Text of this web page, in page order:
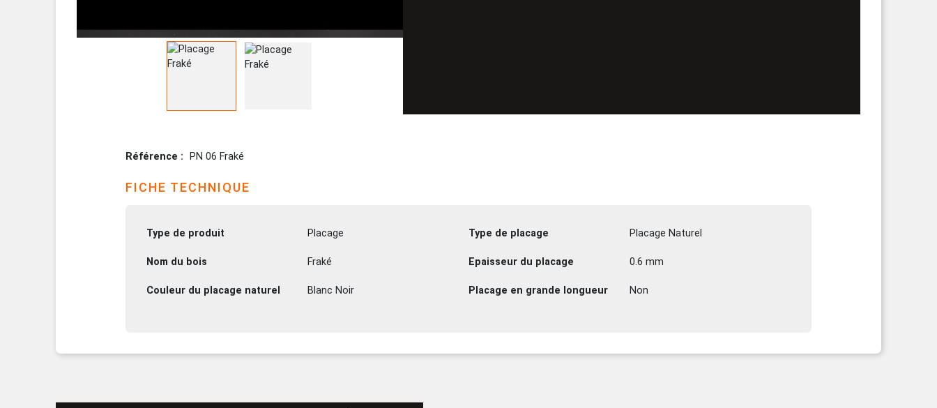
Référence PN 06 Fraké
FICHE TECHNIQUE
Type de produit Placage Type de placage Placage Naturel
Nom du bois Fraké Epaisseur du placage 0.6 mm
Couleur du placage naturel Blanc Noir Placage en grande longueur Non